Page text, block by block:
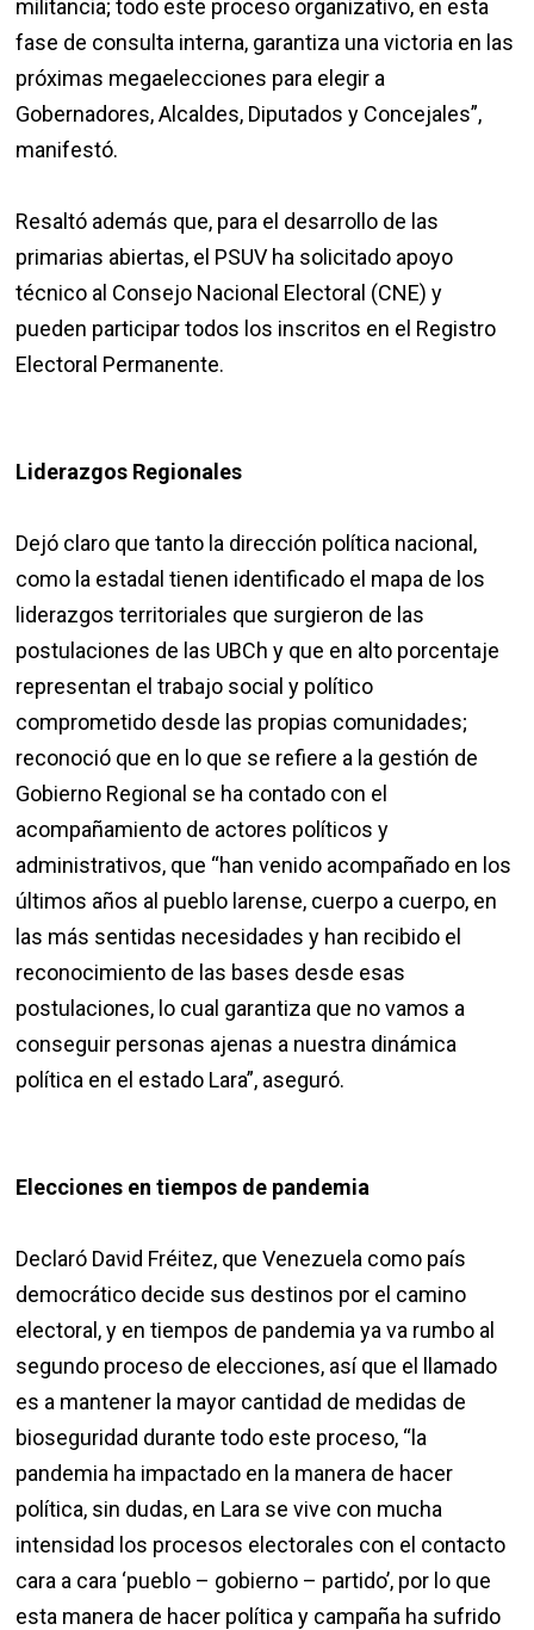
militancia; todo este proceso organizativo, en esta
fase de consulta interna, garantiza una victoria en las
próximas megaelecciones para elegir a
Gobernadores, Alcaldes, Diputados y Concejales”,
manifestó.
Resaltó además que, para el desarrollo de las
primarias abiertas, el PSUV ha solicitado apoyo
técnico al Consejo Nacional Electoral (CNE) y
pueden participar todos los inscritos en el Registro
Electoral Permanente.
Liderazgos Regionales
Dejó claro que tanto la dirección política nacional,
como la estadal tienen identificado el mapa de los
liderazgos territoriales que surgieron de las
postulaciones de las UBCh y que en alto porcentaje
representan el trabajo social y político
comprometido desde las propias comunidades;
reconoció que en lo que se refiere a la gestión de
Gobierno Regional se ha contado con el
acompañamiento de actores políticos y
administrativos, que “han venido acompañado en los
últimos años al pueblo larense, cuerpo a cuerpo, en
las más sentidas necesidades y han recibido el
reconocimiento de las bases desde esas
postulaciones, lo cual garantiza que no vamos a
conseguir personas ajenas a nuestra dinámica
política en el estado Lara”, aseguró.
Elecciones en tiempos de pandemia
Declaró David Fréitez, que Venezuela como país
democrático decide sus destinos por el camino
electoral, y en tiempos de pandemia ya va rumbo al
segundo proceso de elecciones, así que el llamado
es a mantener la mayor cantidad de medidas de
bioseguridad durante todo este proceso, “la
pandemia ha impactado en la manera de hacer
política, sin dudas, en Lara se vive con mucha
intensidad los procesos electorales con el contacto
cara a cara ‘pueblo – gobierno – partido’, por lo que
esta manera de hacer política y campaña ha sufrido